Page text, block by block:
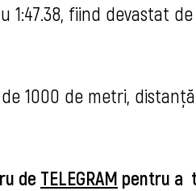
fiind devastat de
1000 de metri,
de TELEGRAM pentru a